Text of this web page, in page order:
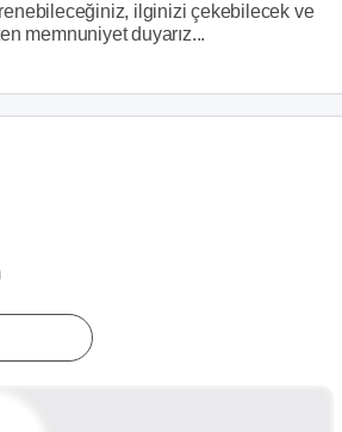
ilginizi çekebilecek ve
memnuniyet duyarız...